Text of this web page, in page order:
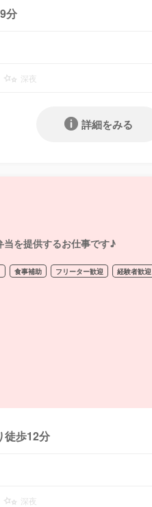
分
深夜
詳細をみる
を提供するお仕事です♪
食事補助 フリーター歓迎 経験者歓迎
徒歩12分
深夜